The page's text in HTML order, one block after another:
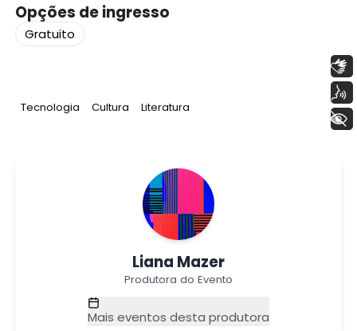
Opções de ingresso
Gratuito
Tag:
Tecnologia Tag:
Cultura Tag:
Literatura
Liana Mazer
Produtora do Evento
Mais eventos desta produtora